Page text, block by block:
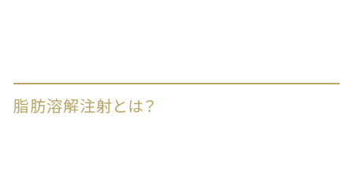
脂肪溶解注射とは？